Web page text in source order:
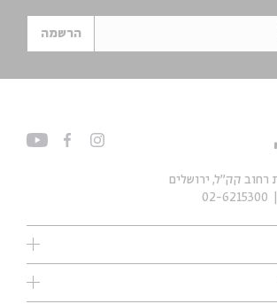
הרשמה
02-6215300